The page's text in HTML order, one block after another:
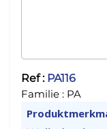
Ref : PA116
Familie : PA